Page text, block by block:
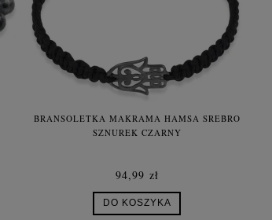
BRANSOLETKA MAKRAMA HAMSA SREBRO
SZNUREK CZARNY
94,99 zł
DO KOSZYKA